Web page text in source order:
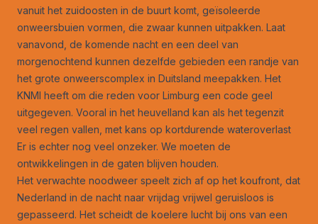
vanuit het zuidoosten in de buurt komt, geïsoleerde
onweersbuien vormen, die zwaar kunnen uitpakken. Laat
vanavond, de komende nacht en een deel van
morgenochtend kunnen dezelfde gebieden een randje van
het grote onweerscomplex in Duitsland meepakken. Het
KNMI heeft om die reden voor Limburg een code geel
uitgegeven. Vooral in het heuvelland kan als het tegenzit
veel regen vallen, met kans op kortdurende wateroverlast
Er is echter nog veel onzeker. We moeten de
ontwikkelingen in de gaten blijven houden.
Het verwachte noodweer speelt zich af op het koufront, dat
Nederland in de nacht naar vrijdag vrijwel geruisloos is
gepasseerd. Het scheidt de koelere lucht bij ons van een